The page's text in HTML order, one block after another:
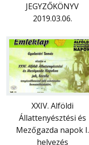
JEGYZŐKÖNYV
2019.03.06.
XXIV. Alföldi
Állattenyésztési és
Mezőgazda napok I.
helyezés